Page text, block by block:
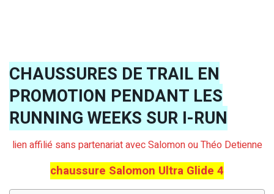
CHAUSSURES DE TRAIL EN
PROMOTION PENDANT LES
RUNNING WEEKS SUR I-RUN
lien affilié sans partenariat avec Salomon ou Théo Detienne
chaussure Salomon Ultra Glide 4